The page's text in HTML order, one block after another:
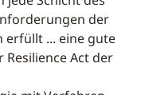
der
erfüllt ... eine gute
Act der